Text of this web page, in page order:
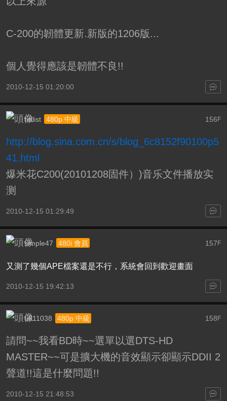
C-200的韌體更新.新版的1206版...
個人覺得應該是韌體不良!!
2010-12-15 01:20:00
156 F
hdlist 480p 中級
http://blog.sina.com.cn/s/blog_6c8152f90100p5
41.html
爆米花C200(20101208固件）)音乐文件播放实
测
2010-12-15 01:29:49
157 F
simple47 480i 會員
又測了幾個APE檔案還是不行，系統會回到歡迎畫面
2010-12-15 19:42:13
158 F
u811038 480p 中級
請問~~我看BD時~~選單以選DTS-HD
MASTER~~可是擴大機的音效顯示卻顯示DDII 2
聲道!!這是什麼問題!!
2010-12-15 21:48:53